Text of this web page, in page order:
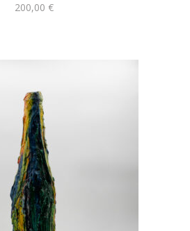
200,00 €